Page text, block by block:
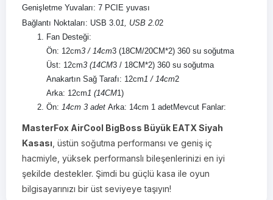
Genişletme Yuvaları: 7 PCIE yuvası
Bağlantı Noktaları: USB 3.01, USB 2.02
Fan Desteği:
Ön: 12cm3 / 14cm3 (18CM/20CM*2) 360 su soğutma
Üst: 12cm3 (14CM3 / 18CM*2) 360 su soğutma
Anakartın Sağ Tarafı: 12cm1 / 14cm2
Arka: 12cm1 (14CM1)
Mevcut Fanlar:
Ön: 14cm 3 adet Arka: 14cm 1 adet
MasterFox AirCool BigBoss Büyük EATX Siyah
Kasası , üstün soğutma performansı ve geniş iç
hacmiyle, yüksek performanslı bileşenlerinizi en iyi
şekilde destekler. Şimdi bu güçlü kasa ile oyun
bilgisayarınızı bir üst seviyeye taşıyın!